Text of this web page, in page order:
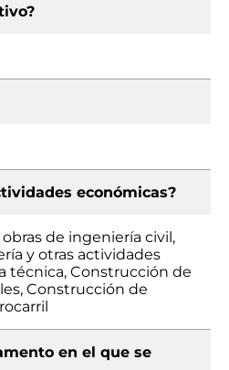
económicas?
de ingeniería civil,
y otras actividades
técnica, Construcción de
Construcción de
en el que se